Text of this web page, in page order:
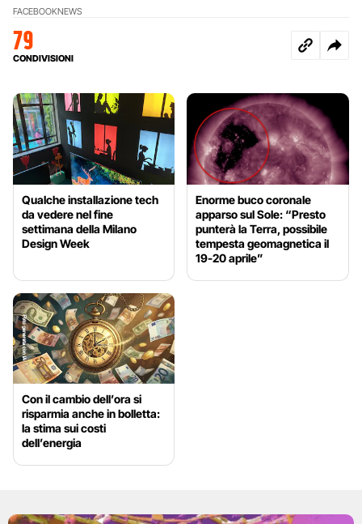
FACEBOOKNEWS
79
CONDIVISIONI
Qualche installazione tech
da vedere nel fine
settimana della Milano
Design Week
Enorme buco coronale
apparso sul Sole: “Presto
punterà la Terra, possibile
tempesta geomagnetica il
19-20 aprile”
Con il cambio dell’ora si
risparmia anche in bolletta:
la stima sui costi
dell’energia